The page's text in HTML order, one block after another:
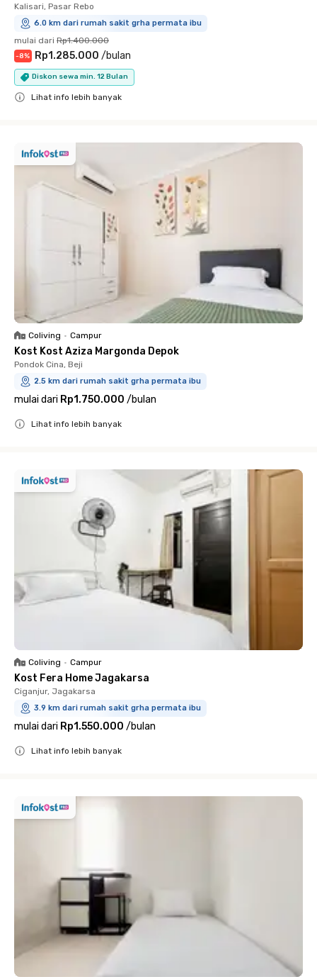
Kalisari, Pasar Rebo
6.0 km dari rumah sakit grha permata ibu
mulai dari Rp1.400.000
-8% Rp1.285.000 /bulan
Diskon sewa min. 12 Bulan
Lihat info lebih banyak
Coliving • Campur
Kost Kost Aziza Margonda Depok
Pondok Cina, Beji
2.5 km dari rumah sakit grha permata ibu
mulai dari Rp1.750.000 /bulan
Lihat info lebih banyak
Coliving • Campur
Kost Fera Home Jagakarsa
Ciganjur, Jagakarsa
3.9 km dari rumah sakit grha permata ibu
mulai dari Rp1.550.000 /bulan
Lihat info lebih banyak